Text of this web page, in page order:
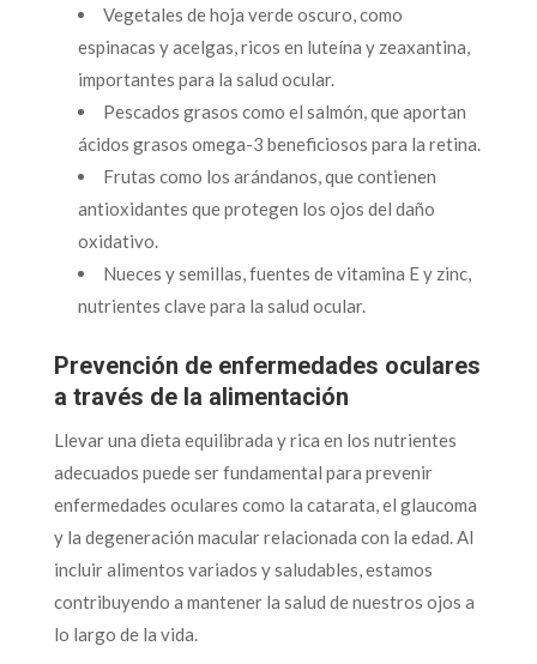
Vegetales de hoja verde oscuro, como
espinacas y acelgas, ricos en luteína y zeaxantina,
importantes para la salud ocular.
Pescados grasos como el salmón, que aportan
ácidos grasos omega-3 beneficiosos para la retina.
Frutas como los arándanos, que contienen
antioxidantes que protegen los ojos del daño
oxidativo.
Nueces y semillas, fuentes de vitamina E y zinc,
nutrientes clave para la salud ocular.
Prevención de enfermedades oculares
a través de la alimentación
Llevar una dieta equilibrada y rica en los nutrientes
adecuados puede ser fundamental para prevenir
enfermedades oculares como la catarata, el glaucoma
y la degeneración macular relacionada con la edad. Al
incluir alimentos variados y saludables, estamos
contribuyendo a mantener la salud de nuestros ojos a
lo largo de la vida.